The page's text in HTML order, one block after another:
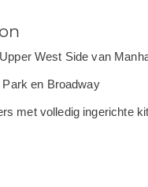
West Side van
en Broadway
met volledig ingerichte